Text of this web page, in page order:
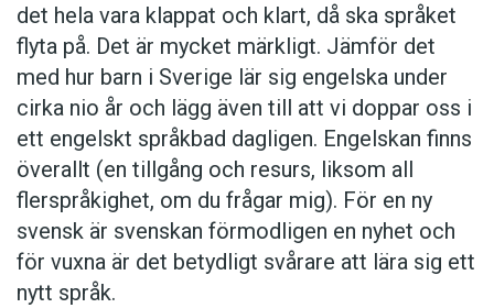
det hela vara klappat och klart, då ska språket
flyta på. Det är mycket märkligt. Jämför det
med hur barn i Sverige lär sig engelska under
cirka nio år och lägg även till att vi doppar oss i
ett engelskt språkbad dagligen. Engelskan finns
överallt (en tillgång och resurs, liksom all
flerspråkighet, om du frågar mig). För en ny
svensk är svenskan förmodligen en nyhet och
för vuxna är det betydligt svårare att lära sig ett
nytt språk.